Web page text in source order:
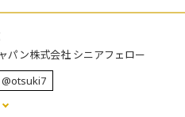
パン株式会社 シニアフェロー
@otsuki7